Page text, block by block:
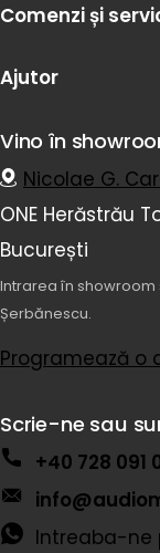
Comenzi și
Ajutor
Vino în
Nicolae G.
ONE Herăstrău
București
Intrarea în showroom
Șerbănescu.
Programează o
Scrie-ne sau
+40 728 091
Intreaba-ne